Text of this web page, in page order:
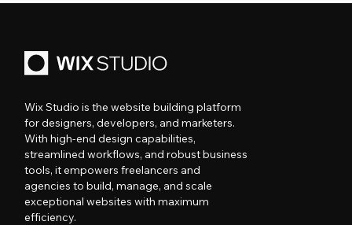
Wix Studio is the website building platform
for designers, developers, and marketers.
With high-end design capabilities,
streamlined workflows, and robust business
tools, it empowers freelancers and
agencies to build, manage, and scale
exceptional websites with maximum
efficiency.